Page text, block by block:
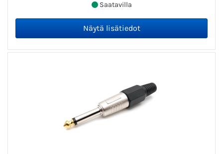
Saatavilla